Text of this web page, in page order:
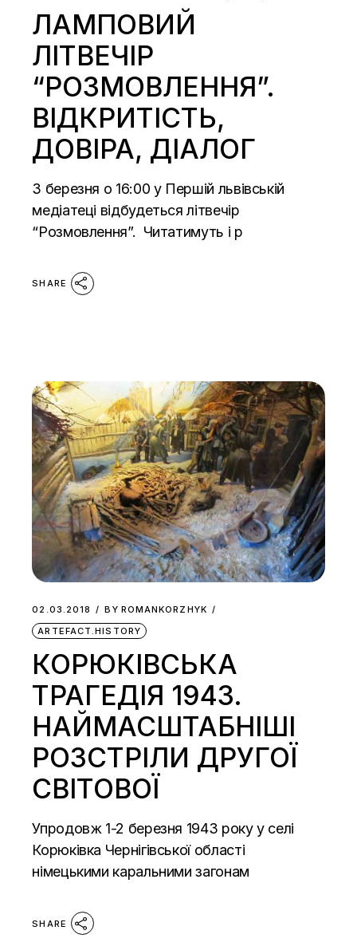
ЛАМПОВИЙ
ЛІТВЕЧІР
“РОЗМОВЛЕННЯ”.
ВІДКРИТІСТЬ,
ДОВІРА, ДІАЛОГ
3 березня о 16:00 у Першій львівській
медіатеці відбудеться літвечір
“Розмовлення”. Читатимуть і р
SHARE
02.03.2018 BY ROMANKORZHYK
ARTEFACT.HISTORY
КОРЮКІВСЬКА
ТРАГЕДІЯ 1943.
НАЙМАСШТАБНІШІ
РОЗСТРІЛИ ДРУГОЇ
СВІТОВОЇ
Упродовж 1-2 березня 1943 року у селі
Корюківка Чернігівської області
німецькими каральними загонам
SHARE